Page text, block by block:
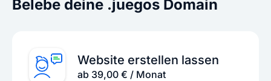
Belebe deine .juegos Domain
Website erstellen lassen
ab 39,00 € / Monat